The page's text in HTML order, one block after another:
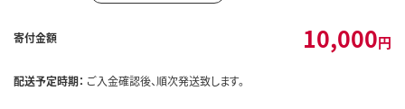
寄付金額 10,000円
配送予定時期： ご入金確認後、順次発送致します。